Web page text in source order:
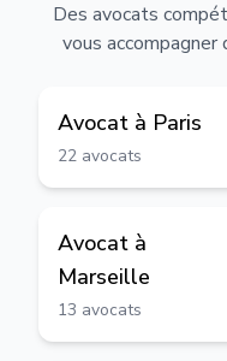
Des avocats
vous accompagner
Avocat à Paris
22 avocats
Avocat à
Marseille
13 avocats